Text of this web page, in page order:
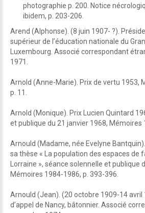
photographie p. 200. Notice
ibidem, p. 203-206.
Arend (Alphonse). (8 juin 1907- ?).
supérieur de l’éducation nationale du
Luxembourg. Associé correspondant
1971.
Arnold (Anne-Marie). Prix de vertu 1953,
p. 11.
Arnold (Monique). Prix Lucien Quintard
et publique du 21 janvier 1968, Mémoires
Arnould (Madame, née Evelyne
sa thèse « La population des espaces de
Lorraine », séance solennelle et publique
Mémoires 1984-1986, p. 393-396.
Arnould (Jean). (20 octobre 1909-14 avril
d’appel de Nancy, bâtonnier. Associé